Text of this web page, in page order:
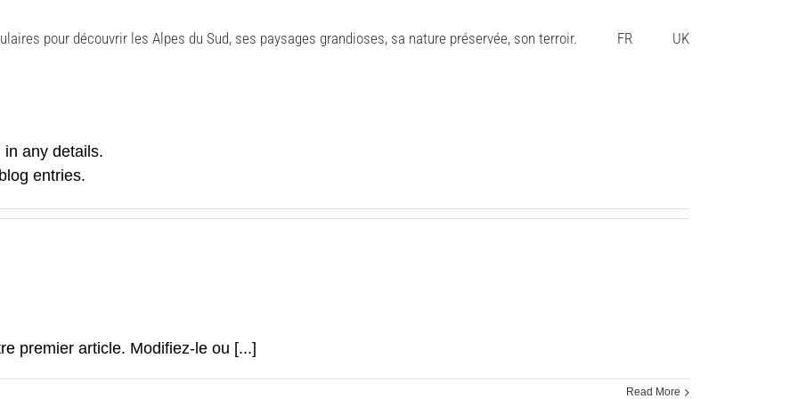
pour découvrir les Alpes du Sud, ses paysages grandioses, sa nature préservée, son terroir. FR UK
any details.
entries.
premier article. Modifiez-le ou [...]
Read More